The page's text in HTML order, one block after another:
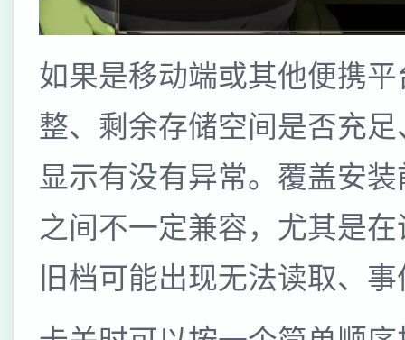
如果是移动端或其他便携
整、剩余存储空间是否充
显示有没有异常。覆盖安
之间不一定兼容，尤其是
旧档可能出现无法读取、